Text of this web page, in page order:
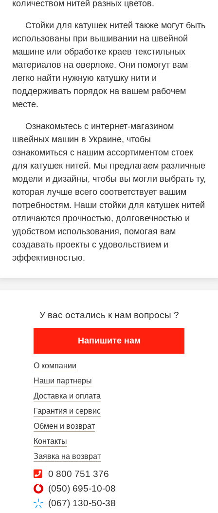
количеством нитей разных цветов.
Стойки для катушек нитей также могут быть
использованы при вышивании на швейной
машине или обработке краев текстильных
материалов на оверлоке. Они помогут вам
легко найти нужную катушку нити и
поддерживать порядок на вашем рабочем
месте.
Ознакомьтесь с интернет-магазином
швейных машин в Украине, чтобы
ознакомиться с нашим ассортиментом стоек
для катушек нитей. Мы предлагаем различные
модели и дизайны, чтобы вы могли выбрать ту,
которая лучше всего соответствует вашим
потребностям. Наши стойки для катушек нитей
отличаются прочностью, долговечностью и
удобством использования, помогая вам
создавать проекты с удовольствием и
эффективностью.
У вас остались к нам вопросы ?
Напишите нам
О компании
Наши партнеры
Доставка и оплата
Гарантия и сервис
Обмен и возврат
Контакты
Заявка на возврат
0 800 751 376
(050) 695-10-08
(067) 130-50-38